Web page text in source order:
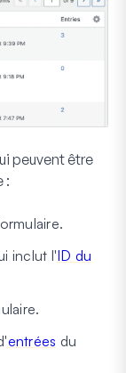
peuvent être
:
inclut l'ID du
entrées du